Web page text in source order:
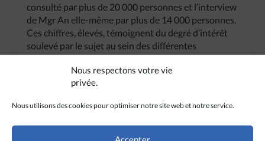
Nous respectons votre vie
privée.
Nous utilisons des cookies pour optimiser notre site web et notre service.
Accepter
consulté par plus de 20 000 personnes et l’interview
de Mgr An elle-même par plus de 14 000 personnes.
Ces chiffres, élevés, témoignent du degré d’intérêt
soulevé par le sujet au sein des différentes
communautés et des opinions divergences que le
cas de Mgr An suscite. Les très nombreux
commentaires laissés par les internautes
certains cas poussés à l’extrême), ainsi que les
critiques parfois très dures de l’attitude du Saint-
Siège dans cette affaire qui touche toutes les